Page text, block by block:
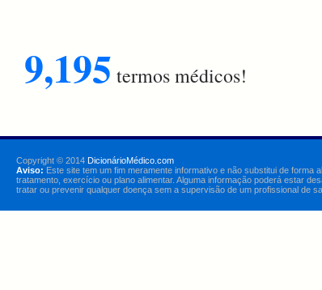
9,195 termos médicos!
Copyright © 2014 DicionárioMédico.com
Aviso: Este site tem um fim meramente informativo e não substitui de
tratamento, exercício ou plano alimentar. Alguma informação poderá estar
tratar ou prevenir qualquer doença sem a supervisão de um profissional de